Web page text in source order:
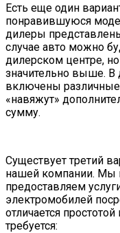
Есть еще один
понравившуюся
дилеры
случае авто можно
дилерском центре,
значительно выше. В
включены различные
«навяжут»
сумму.
Существует третий
нашей компании. Мы
предоставляем
электромобилей
отличается
требуется: